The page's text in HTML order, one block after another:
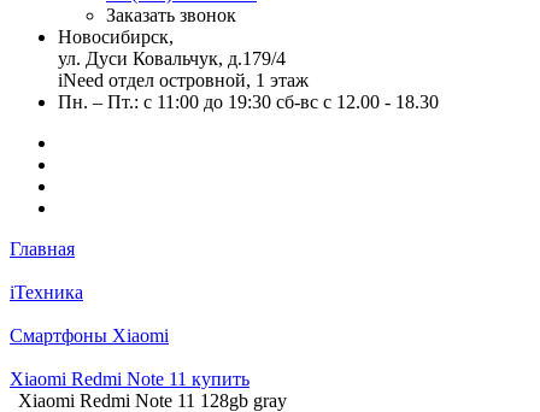
Заказать звонок
Новосибирск,
ул. Дуси Ковальчук, д.179/4
iNeed отдел островной, 1 этаж
Пн. – Пт.: с 11:00 до 19:30 сб-вс с 12.00 - 18.30
Главная
iТехника
Смартфоны Xiaomi
Xiaomi Redmi Note 11 купить
Xiaomi Redmi Note 11 128gb gray